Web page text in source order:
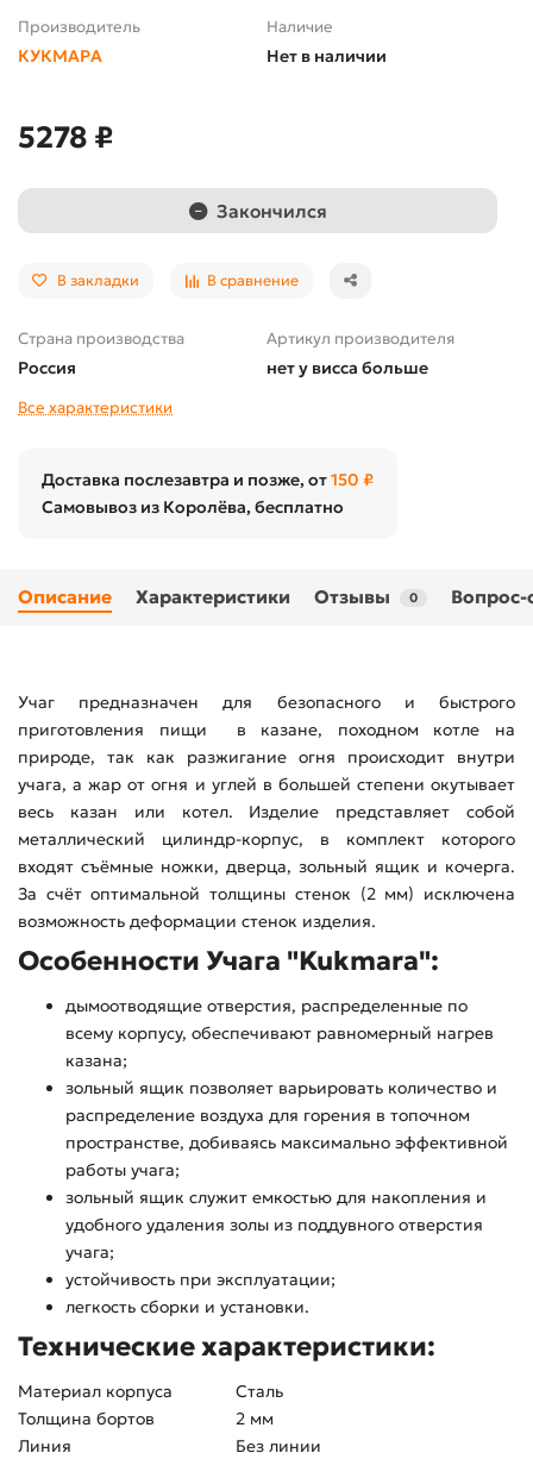
Производитель
КУКМАРА
Наличие
Нет в наличии
5278 ₽
Закончился
В закладки В сравнение
Страна производства
Россия
Артикул производителя
нет у висса больше
Все характеристики
Доставка послезавтра и позже, от150 ₽
Самовывоз из Королёва, бесплатно
Описание Характеристики Отзывы 0 Вопрос-
Учаг предназначен для безопасного и быстрого
приготовления пищи в казане, походном котле на
природе, так как разжигание огня происходит внутри
учага, а жар от огня и углей в большей степени окутывает
весь казан или котел. Изделие представляет собой
металлический цилиндр-корпус, в комплект которого
входят съёмные ножки, дверца, зольный ящик и кочерга.
За счёт оптимальной толщины стенок (2 мм) исключена
возможность деформации стенок изделия.
Особенности Учага "Kukmara":
дымоотводящие отверстия, распределенные по
всему корпусу, обеспечивают равномерный нагрев
казана;
зольный ящик позволяет варьировать количество и
распределение воздуха для горения в топочном
пространстве, добиваясь максимально эффективной
работы учага;
зольный ящик служит емкостью для накопления и
удобного удаления золы из поддувного отверстия
учага;
устойчивость при эксплуатации;
легкость сборки и установки.
Технические характеристики:
Материал корпуса
Сталь
Толщина бортов
2 мм
Линия
Без линии